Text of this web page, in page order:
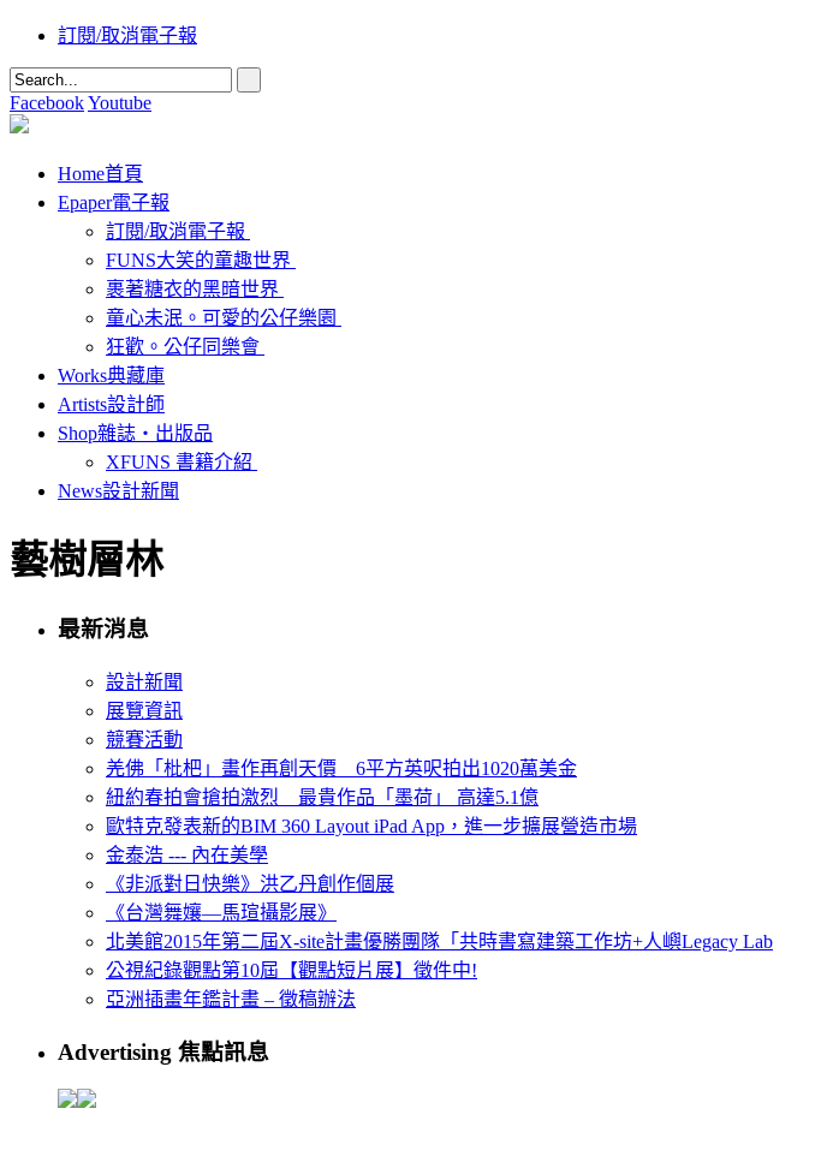
訂閱/取消電子報
FacebookYoutube
Home首頁
Epaper電子報
訂閱/取消電子報
FUNS大笑的童趣世界
裹著糖衣的黑暗世界
童心未泯。可愛的公仔樂園
狂歡。公仔同樂會
Works典藏庫
Artists設計師
Shop雜誌‧出版品
XFUNS 書籍介紹
News設計新聞
藝樹層林
最新消息
設計新聞
展覽資訊
競賽活動
羌佛「枇杷」畫作再創天價 6平方英呎拍出1020萬美金
紐約春拍會搶拍激烈 最貴作品「墨荷」 高達5.1億
歐特克發表新的BIM 360 Layout iPad App，進一步擴展營造市場
金泰浩 --- 內在美學
《非派對日快樂》洪乙丹創作個展
《台灣舞孃—馬瑄攝影展》
北美館2015年第二屆X-site計畫優勝團隊「共時書寫建築工作坊+人嶼Legacy Lab
公視紀錄觀點第10屆【觀點短片展】徵件中!
亞洲插畫年鑑計畫 – 徵稿辦法
Advertising 焦點訊息